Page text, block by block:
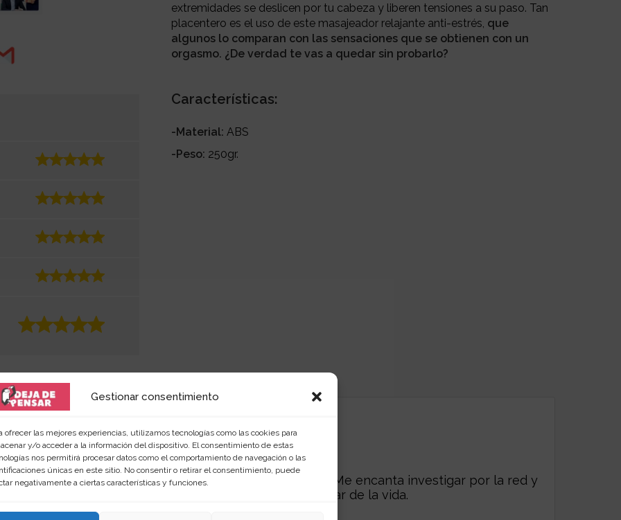
Gestionar consentimiento
ofrecer las mejores experiencias, utilizamos tecnologías como las cookies para
y/o acceder a la información del dispositivo. El consentimiento de estas
nos permitirá procesar datos como el comportamiento de navegación o las
únicas en este sitio. No consentir o retirar el consentimiento, puede
negativamente a ciertas características y funciones.
extremidades se deslicen por tu cabeza y liberen tensiones a su paso. Tan
placentero es el uso de este masajeador relajante anti-estrés, que
algunos lo comparan con las sensaciones que se obtienen con un
orgasmo. ¿De verdad te vas a quedar sin probarlo?
Características:
-Material: ABS
-Peso: 250gr.
amante de las palabras y de los productos singulares. Me encanta investigar por la red y
en
. Me gusta el mar y disfrutar de la vida.